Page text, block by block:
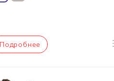
Подробнее